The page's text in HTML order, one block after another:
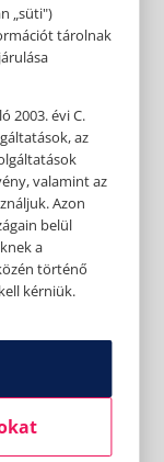
„süti")
tárolnak
2003. évi C.
az
valamint az
Azon
belül
a
történő
kérniük.